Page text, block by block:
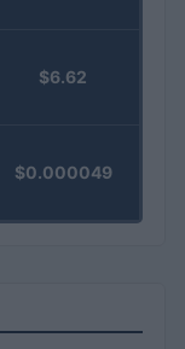
$6.62
$0.000049